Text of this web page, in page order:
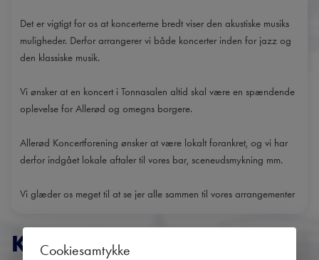
Det er vigtigt for os at koncerterne bredt viser den akustiske musiks
muligheder. Derfor arrangerer vi både koncerter inden for jazz og
den klassiske musik.
Vi ønsker at en koncert i Tonnasalen altid skal være en spændende
oplevelse for Allerød og omegns borgere.
Allerød Koncertforening ønsker at være lokalt forankret, og vi har
derfor indgået lokale aftaler til vores bar, sceneudsmykning mm.
Vi glæder os meget til at se jer alle sammen til vores arrangementer
KONCERTER
Cookiesamtykke